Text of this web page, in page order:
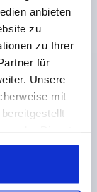
anbieten
zu
zu Ihrer
für
Unsere
mit
H2=11,5